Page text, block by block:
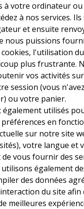
à votre ordinateur
à nos services.
et ensuite
nous puissions
l'utilisation
plus frustrante.
vos activités
session (vous
ou votre panier.
également utilisés
en
sur notre site
votre langue et
vous fournir des
également
des données
du site afin
meilleures